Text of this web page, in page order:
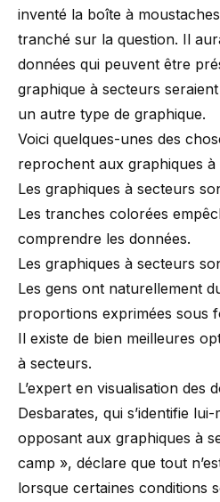
inventé la boîte à moustaches
tranché sur la question. Il
données qui peuvent être
graphique à secteurs
un autre type de graphique.
Voici quelques-unes des
reprochent aux graphiques à
Les graphiques à secteurs
Les tranches colorées
comprendre les données.
Les graphiques à secteurs
Les gens ont naturellement
proportions exprimées sous
Il existe de bien meilleures
à secteurs.
L’expert en visualisation des
Desbarates, qui s’identifie
opposant aux graphiques à
camp », déclare que tout
lorsque certaines conditions